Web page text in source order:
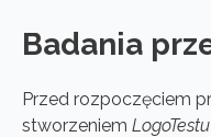
Badania
Przed rozpoczęciem
stworzeniem LogoTestu